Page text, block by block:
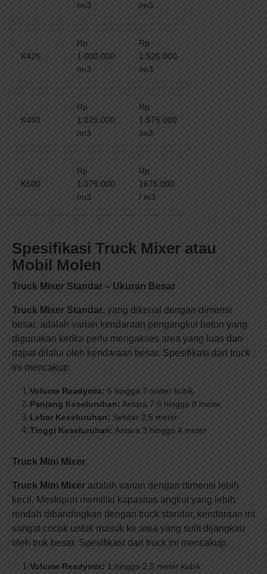
/m3
/m3
K425
Rp
1.000.000
/m3
Rp
1.525.000
/m3
K450
Rp
1.025.000
/m3
Rp
1.575.000
/m3
K500
Rp
1.075.000
/m3
Rp
1675.000
/ m3
Spesifikasi Truck Mixer atau
Mobil Molen
Truck Mixer Standar – Ukuran Besar
Truck Mixer Standar, yang dikenal dengan dimensi
besar, adalah varian kendaraan pengangkut beton yang
digunakan ketika perlu mengakses area yang luas dan
dapat dilalui oleh kendaraan besar. Spesifikasi dari truck
ini mencakup:
Volume Readymix: 5 hingga 7 meter kubik
Panjang Keseluruhan: Antara 7,5 hingga 8 meter
Lebar Keseluruhan: Sekitar 2,5 meter
Tinggi Keseluruhan: Antara 3 hingga 4 meter
Truck Mini Mixer
Truck Mini Mixer adalah varian dengan dimensi lebih
kecil. Meskipun memiliki kapasitas angkut yang lebih
rendah dibandingkan dengan truck standar, kendaraan ini
sangat cocok untuk masuk ke area yang sulit dijangkau
oleh truk besar. Spesifikasi dari truck ini mencakup:
Volume Readymix: 1 hingga 2,5 meter kubik